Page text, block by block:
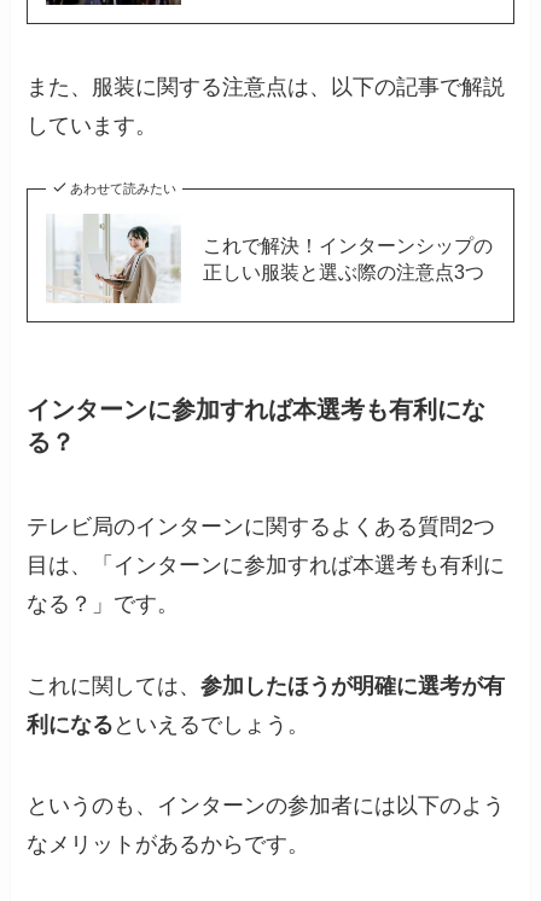
また、服装に関する注意点は、以下の記事で解説
しています。
あわせて読みたい
これで解決！インターンシップの
正しい服装と選ぶ際の注意点3つ
インターンに参加すれば本選考も有利にな
る？
テレビ局のインターンに関するよくある質問2つ
目は、「インターンに参加すれば本選考も有利に
なる？」です。
これに関しては、参加したほうが明確に選考が有
利になる といえるでしょう。
というのも、インターンの参加者には以下のよう
なメリットがあるからです。